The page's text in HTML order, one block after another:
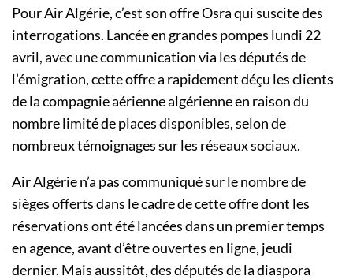
Pour Air Algérie, c’est son offre Osra qui suscite des
interrogations. Lancée en grandes pompes lundi 22
avril, avec une communication via les députés de
l’émigration, cette offre a rapidement déçu les clients
de la compagnie aérienne algérienne en raison du
nombre limité de places disponibles, selon de
nombreux témoignages sur les réseaux sociaux.
Air Algérie n’a pas communiqué sur le nombre de
sièges offerts dans le cadre de cette offre dont les
réservations ont été lancées dans un premier temps
en agence, avant d’être ouvertes en ligne, jeudi
dernier. Mais aussitôt, des députés de la diaspora